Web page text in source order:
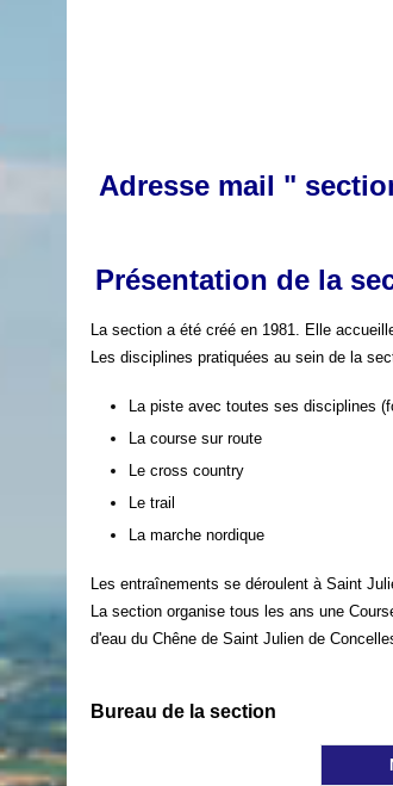
Adresse mail "
Présentation de la
La section a été créé en 1981. Elle
Les disciplines pratiquées au sein de la
La piste avec toutes ses disciplines
La course sur route
Le cross country
Le trail
La marche nordique
Les entraînements se déroulent à Saint
La section organise tous les ans une
d'eau du Chêne de Saint Julien de
Bureau de la section